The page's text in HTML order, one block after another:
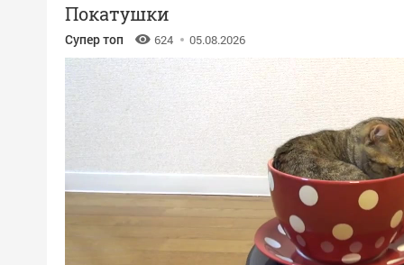
Покатушки
Супер топ 624 05.08.2026